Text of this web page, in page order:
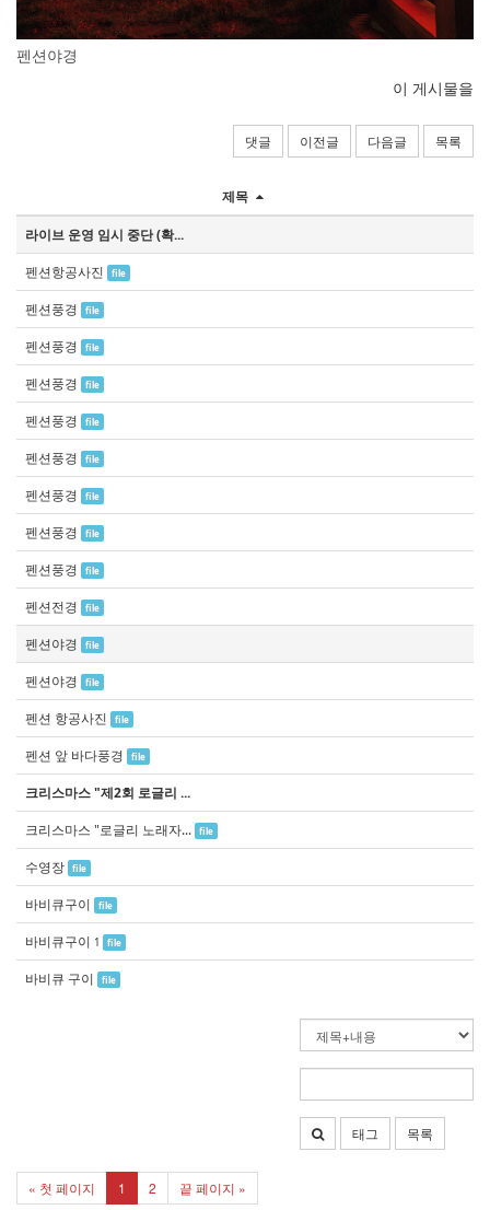
펜션야경
이 게시물을
댓글 이전글 다음글 목록
제목
라이브 운영 임시 중단 (확...
펜션항공사진
file
펜션풍경 file
펜션풍경 file
펜션풍경 file
펜션풍경 file
펜션풍경 file
펜션풍경 file
펜션풍경 file
펜션풍경 file
펜션전경 file
펜션야경 file
펜션야경 file
펜션 항공사진 file
펜션 앞 바다풍경 file
크리스마스 "제2회 로글리 ...
크리스마스 "로글리 노래자...
file
수영장 file
바비큐구이 file
바비큐구이 1 file
바비큐 구이 file
태그 목록
« 첫 페이지 1 2 끝 페이지 »